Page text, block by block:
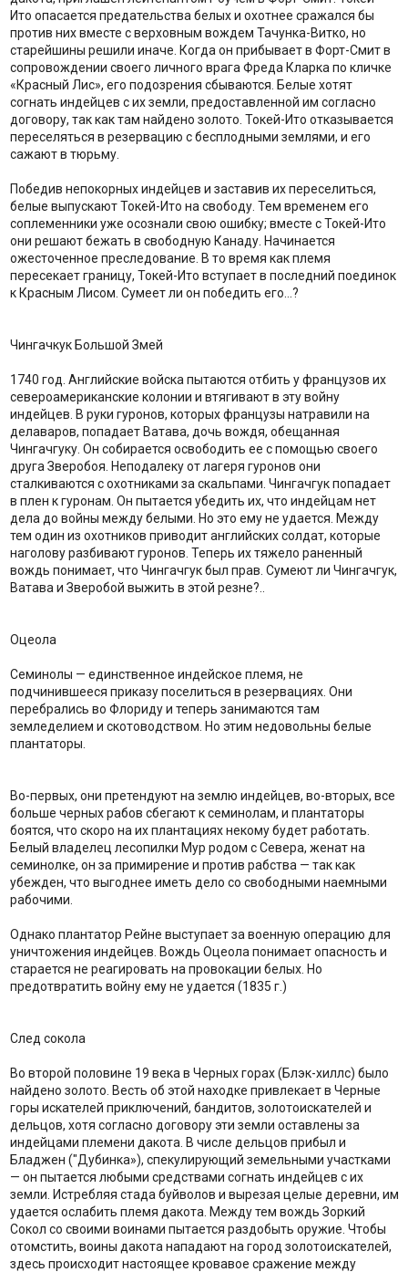
Ито опасается предательства белых и охотнее сражался бы
против них вместе с верховным вождем Тачунка-Витко, но
старейшины решили иначе. Когда он прибывает в Форт-Смит в
сопровождении своего личного врага Фреда Кларка по кличке
«Красный Лис», его подозрения сбываются. Белые хотят
согнать индейцев с их земли, предоставленной им согласно
договору, так как там найдено золото. Токей-Ито отказывается
переселяться в резервацию с бесплодными землями, и его
сажают в тюрьму.
Победив непокорных индейцев и заставив их переселиться,
белые выпускают Токей-Ито на свободу. Тем временем его
соплеменники уже осознали свою ошибку; вместе с Токей-Ито
они решают бежать в свободную Канаду. Начинается
ожесточенное преследование. В то время как племя
пересекает границу, Токей-Ито вступает в последний поединок
к Красным Лисом. Сумеет ли он победить его…?
Чингачкук Большой Змей
1740 год. Английские войска пытаются отбить у французов их
североамериканские колонии и втягивают в эту войну
индейцев. В руки гуронов, которых французы натравили на
делаваров, попадает Ватава, дочь вождя, обещанная
Чингачгуку. Он собирается освободить ее с помощью своего
друга Зверобоя. Неподалеку от лагеря гуронов они
сталкиваются с охотниками за скальпами. Чингачгук попадает
в плен к гуронам. Он пытается убедить их, что индейцам нет
дела до войны между белыми. Но это ему не удается. Между
тем один из охотников приводит английских солдат, которые
наголову разбивают гуронов. Теперь их тяжело раненный
вождь понимает, что Чингачгук был прав. Сумеют ли Чингачгук,
Ватава и Зверобой выжить в этой резне?..
Оцеола
Семинолы — единственное индейское племя, не
подчинившееся приказу поселиться в резервациях. Они
перебрались во Флориду и теперь занимаются там
земледелием и скотоводством. Но этим недовольны белые
плантаторы.
Во-первых, они претендуют на землю индейцев, во-вторых, все
больше черных рабов сбегают к семинолам, и плантаторы
боятся, что скоро на их плантациях некому будет работать.
Белый владелец лесопилки Мур родом с Севера, женат на
семинолке, он за примирение и против рабства — так как
убежден, что выгоднее иметь дело со свободными наемными
рабочими.
Однако плантатор Рейне выступает за военную операцию для
уничтожения индейцев. Вождь Оцеола понимает опасность и
старается не реагировать на провокации белых. Но
предотвратить войну ему не удается (1835 г.)
След сокола
Во второй половине 19 века в Черных горах (Блэк-хиллс) было
найдено золото. Весть об этой находке привлекает в Черные
горы искателей приключений, бандитов, золотоискателей и
дельцов, хотя согласно договору эти земли оставлены за
индейцами племени дакота. В числе дельцов прибыл и
Бладжен ("Дубинка»), спекулирующий земельными участками
— он пытается любыми средствами согнать индейцев с их
земли. Истребляя стада буйволов и вырезая целые деревни, им
удается ослабить племя дакота. Между тем вождь Зоркий
Сокол со своими воинами пытается раздобыть оружие. Чтобы
отомстить, воины дакота нападают на город золотоискателей,
здесь происходит настоящее кровавое сражение между